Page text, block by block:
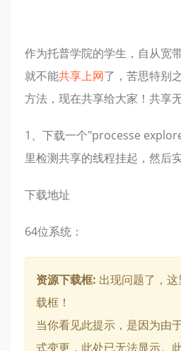
作为托普学院的学生，自从宽
就不能共享上网了，苦思特别
方法，现在共享给大家！共享
1、下载一个"processe
里检测共享的线程挂起，然后
下载地址
64位系统：
资源下载框: 出现问题了，
载框！
当你看见此提示，是因为由
式变更，此处已无法显示。